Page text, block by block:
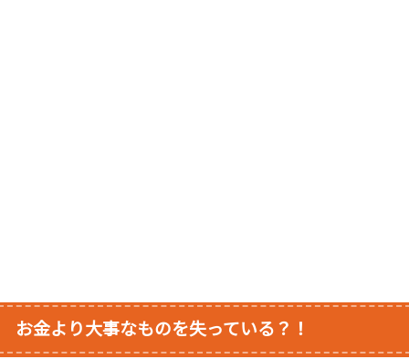
お金より大事なものを失っている？！